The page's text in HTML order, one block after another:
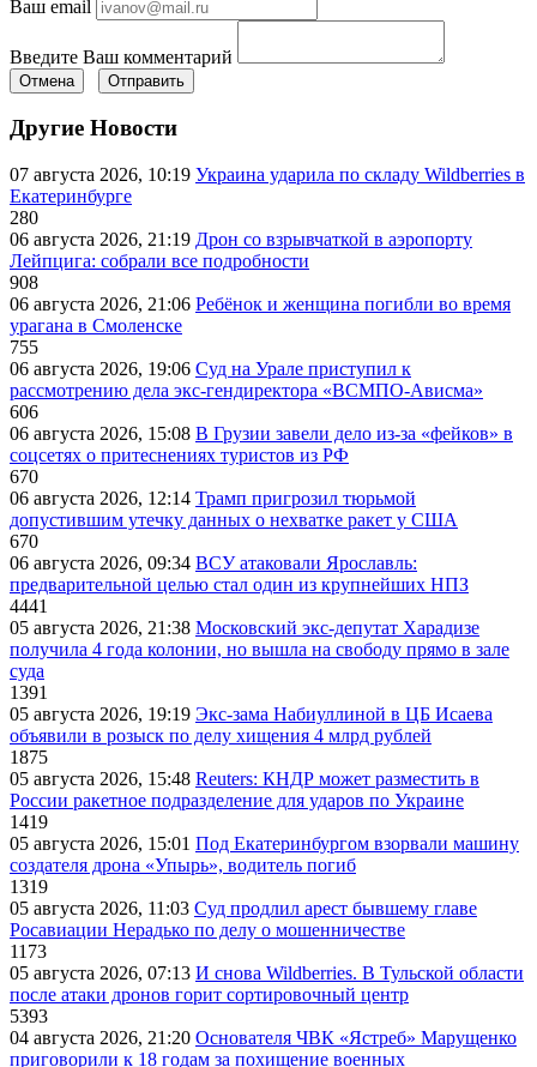
Ваш email
Введите Ваш комментарий
Отмена Отправить
Другие Новости
07 августа 2026, 10:19 Украина ударила по складу Wildberries в
Екатеринбурге
280
06 августа 2026, 21:19 Дрон со взрывчаткой в аэропорту
Лейпцига: собрали все подробности
908
06 августа 2026, 21:06 Ребёнок и женщина погибли во время
урагана в Смоленске
755
06 августа 2026, 19:06 Суд на Урале приступил к
рассмотрению дела экс-гендиректора «ВСМПО-Ависма»
606
06 августа 2026, 15:08 В Грузии завели дело из-за «фейков» в
соцсетях о притеснениях туристов из РФ
670
06 августа 2026, 12:14 Трамп пригрозил тюрьмой
допустившим утечку данных о нехватке ракет у США
670
06 августа 2026, 09:34 ВСУ атаковали Ярославль:
предварительной целью стал один из крупнейших НПЗ
4441
05 августа 2026, 21:38 Московский экс-депутат Харадизе
получила 4 года колонии, но вышла на свободу прямо в зале
суда
1391
05 августа 2026, 19:19 Экс-зама Набиуллиной в ЦБ Исаева
объявили в розыск по делу хищения 4 млрд рублей
1875
05 августа 2026, 15:48 Reuters: КНДР может разместить в
России ракетное подразделение для ударов по Украине
1419
05 августа 2026, 15:01 Под Екатеринбургом взорвали машину
создателя дрона «Упырь», водитель погиб
1319
05 августа 2026, 11:03 Суд продлил арест бывшему главе
Росавиации Нерадько по делу о мошенничестве
1173
05 августа 2026, 07:13 И снова Wildberries. В Тульской области
после атаки дронов горит сортировочный центр
5393
04 августа 2026, 21:20 Основателя ЧВК «Ястреб» Марущенко
приговорили к 18 годам за похищение военных